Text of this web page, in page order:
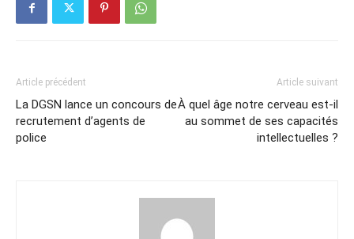
Article précédent
La DGSN lance un concours de
recrutement d’agents de
police
Article suivant
À quel âge notre cerveau est-il
au sommet de ses capacités
intellectuelles ?